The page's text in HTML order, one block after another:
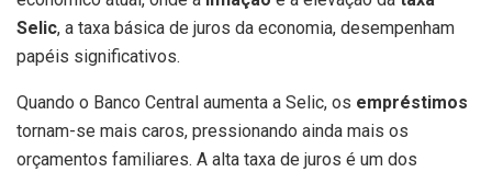
Selic, a taxa básica de juros da economia, desempenham
papéis significativos.
Quando o Banco Central aumenta a Selic, os empréstimos
tornam-se mais caros, pressionando ainda mais os
orçamentos familiares. A alta taxa de juros é um dos